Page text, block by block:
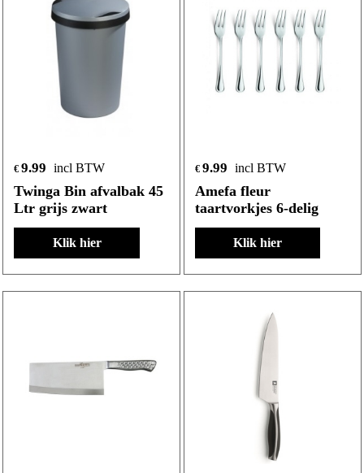
€ 9.99 incl BTW
Twinga Bin afvalbak 45
Ltr grijs zwart
Klik hier
€ 9.99 incl BTW
Amefa fleur
taartvorkjes 6-delig
Klik hier